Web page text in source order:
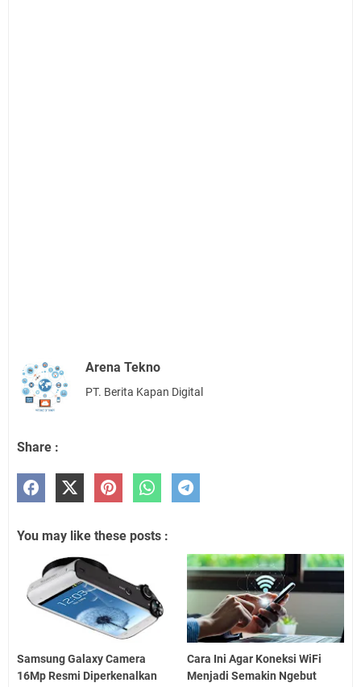
Arena Tekno
PT. Berita Kapan Digital
Share :
You may like these posts :
Samsung Galaxy Camera
16Mp Resmi Diperkenalkan
Cara Ini Agar Koneksi WiFi
Menjadi Semakin Ngebut